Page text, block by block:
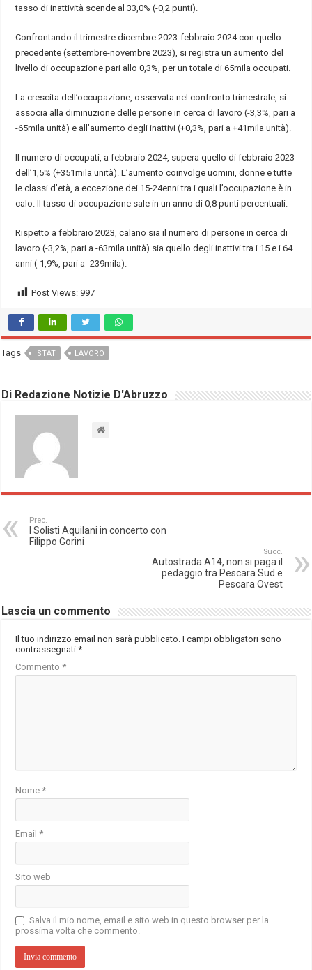
tasso di inattività scende al 33,0% (-0,2 punti).
Confrontando il trimestre dicembre 2023-febbraio 2024 con quello
precedente (settembre-novembre 2023), si registra un aumento del
livello di occupazione pari allo 0,3%, per un totale di 65mila occupati.
La crescita dell’occupazione, osservata nel confronto trimestrale, si
associa alla diminuzione delle persone in cerca di lavoro (-3,3%, pari a
-65mila unità) e all’aumento degli inattivi (+0,3%, pari a +41mila unità).
Il numero di occupati, a febbraio 2024, supera quello di febbraio 2023
dell’1,5% (+351mila unità). L’aumento coinvolge uomini, donne e tutte
le classi d’età, a eccezione dei 15-24enni tra i quali l’occupazione è in
calo. Il tasso di occupazione sale in un anno di 0,8 punti percentuali.
Rispetto a febbraio 2023, calano sia il numero di persone in cerca di
lavoro (-3,2%, pari a -63mila unità) sia quello degli inattivi tra i 15 e i 64
anni (-1,9%, pari a -239mila).
Post Views: 997
Tags ISTAT LAVORO
Di Redazione Notizie D'Abruzzo
Prec.
I Solisti Aquilani in concerto con
Filippo Gorini
Succ.
Autostrada A14, non si paga il
pedaggio tra Pescara Sud e
Pescara Ovest
Lascia un commento
Il tuo indirizzo email non sarà pubblicato. I campi obbligatori sono
contrassegnati*
Commento*
Nome*
Email*
Sito web
Salva il mio nome, email e sito web in questo browser per la
prossima volta che commento.